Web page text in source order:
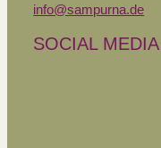
info@sampurna.de
SOCIAL MEDIA